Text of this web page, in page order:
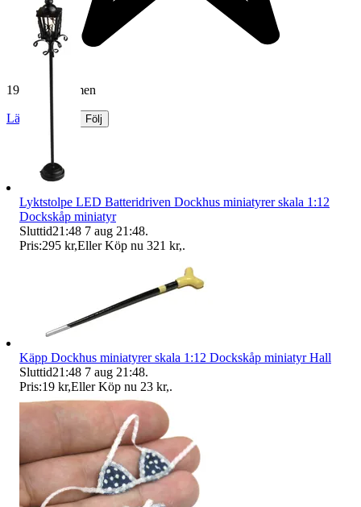
19 236 omdömen
Läs omdömen Följ
Lyktstolpe LED Batteridriven Dockhus miniatyrer skala 1:12
Dockskåp miniatyr
Sluttid21:48 7 aug 21:48.
Pris:295 kr,Eller Köp nu 321 kr,.
Käpp Dockhus miniatyrer skala 1:12 Dockskåp miniatyr Hall
Sluttid21:48 7 aug 21:48.
Pris:19 kr,Eller Köp nu 23 kr,.